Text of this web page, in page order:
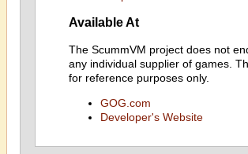
Available At
The ScummVM project does not
any individual supplier of games.
for reference purposes only.
GOG.com
Developer's Website